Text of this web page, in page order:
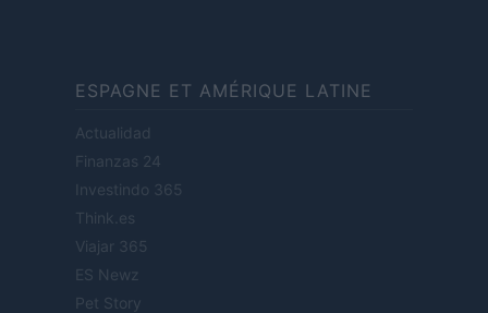
ESPAGNE ET AMÉRIQUE LATINE
Actualidad
Finanzas 24
Investindo 365
Think.es
Viajar 365
ES Newz
Pet Story